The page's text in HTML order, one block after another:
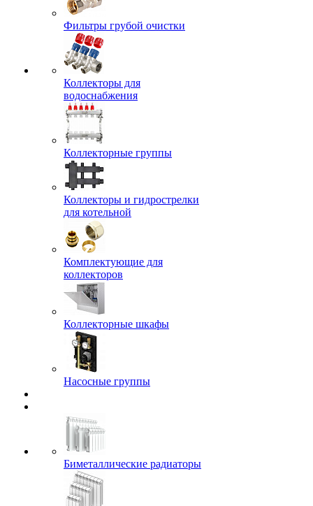
Фильтры грубой очистки
Коллекторы для
водоснабжения
Коллекторные группы
Коллекторы и гидрострелки
для котельной
Комплектующие для
коллекторов
Коллекторные шкафы
Насосные группы
Биметаллические радиаторы